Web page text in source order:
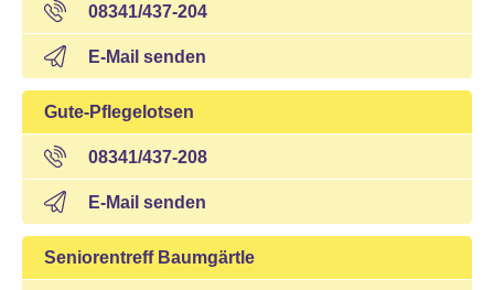
08341/437-204
E-Mail senden
Gute-Pflegelotsen
08341/437-208
E-Mail senden
Seniorentreff Baumgärtle